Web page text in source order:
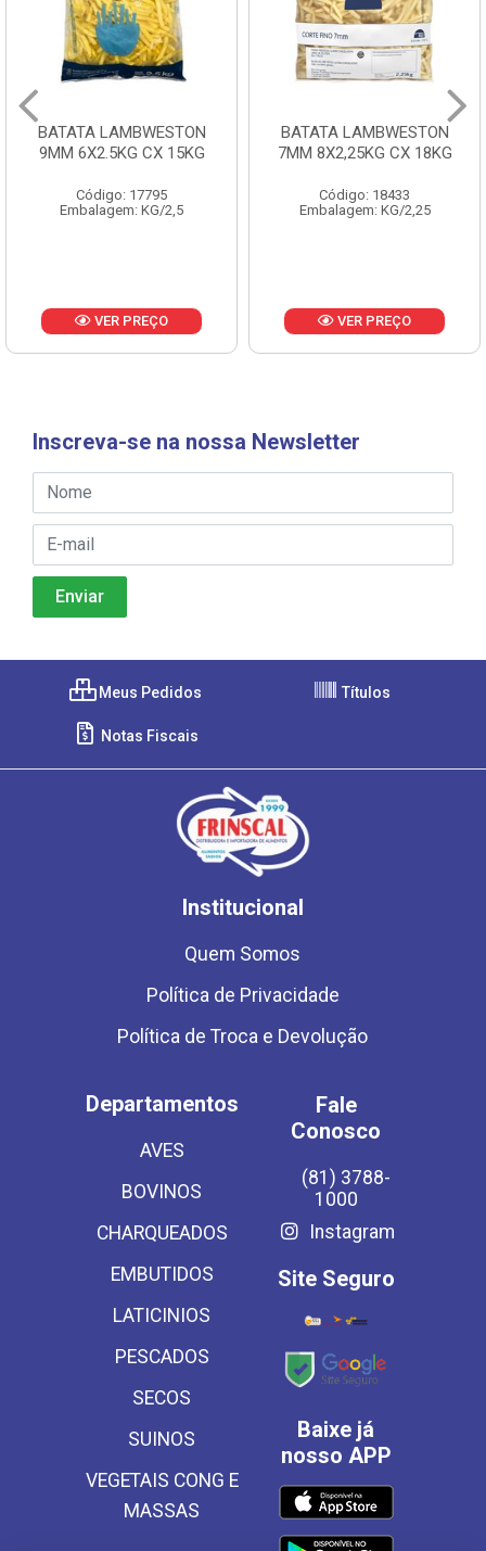
BATATA LAMBWESTON
9MM 6X2.5KG CX 15KG
Código: 17795
Embalagem: KG/2,5
VER PREÇO
BATATA LAMBWESTON
7MM 8X2,25KG CX 18KG
Código: 18433
Embalagem: KG/2,25
VER PREÇO
Inscreva-se na nossa Newsletter
Meus Pedidos Títulos
Notas Fiscais
Institucional
Quem Somos
Política de Privacidade
Política de Troca e Devolução
Departamentos
AVES
BOVINOS
CHARQUEADOS
EMBUTIDOS
LATICINIOS
PESCADOS
SECOS
SUINOS
VEGETAIS CONG E
MASSAS
Fale
Conosco
(81) 3788-
1000
Instagram
Site Seguro
Baixe já
nosso APP